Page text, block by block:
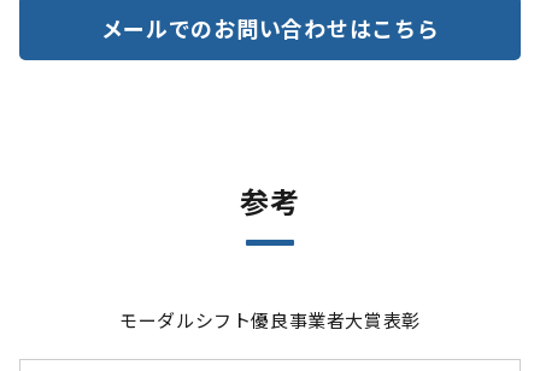
メールでのお問い合わせはこちら
参考
モーダルシフト優良事業者大賞表彰